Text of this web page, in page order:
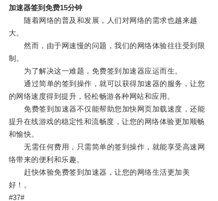
加速器签到免费15分钟
随着网络的普及和发展，人们对网络的需求也越来越
大。
然而，由于网速慢的问题，我们的网络体验往往受到限
制。
为了解决这一难题，免费签到加速器应运而生。
通过简单的签到操作，就可以获得加速器的服务，让您
的网络速度得到提升，轻松畅游各种网站和应用。
免费签到加速器不仅能帮助您加快网页加载速度，还能
提升在线游戏的稳定性和流畅度，让您的网络体验更加顺畅
和愉快。
无需任何费用，只需简单的签到操作，就能享受高速网
络带来的便利和乐趣。
赶快体验免费签到加速器，让您的网络生活更加美
好！。
#37#